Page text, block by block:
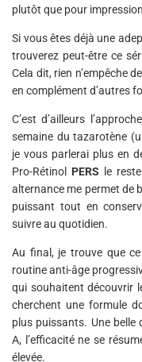
plutôt que pour
Si vous êtes déjà une
trouverez peut-être ce
Cela dit, rien n’empêche
en complément d’autres
C’est d’ailleurs
semaine du tazarotène
je vous parlerai plus en
Pro-Rétinol PERS
le
alternance me permet de
puissant tout en
suivre au quotidien.
Au final, je trouve que
routine anti-âge
qui souhaitent découvrir
cherchent une formule
plus puissants. Une belle
A, l’efficacité ne se
élevée.